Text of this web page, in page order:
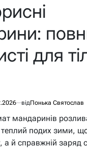
для
відПонька Святослав
мандаринів
подих зими,
й справжній заряд